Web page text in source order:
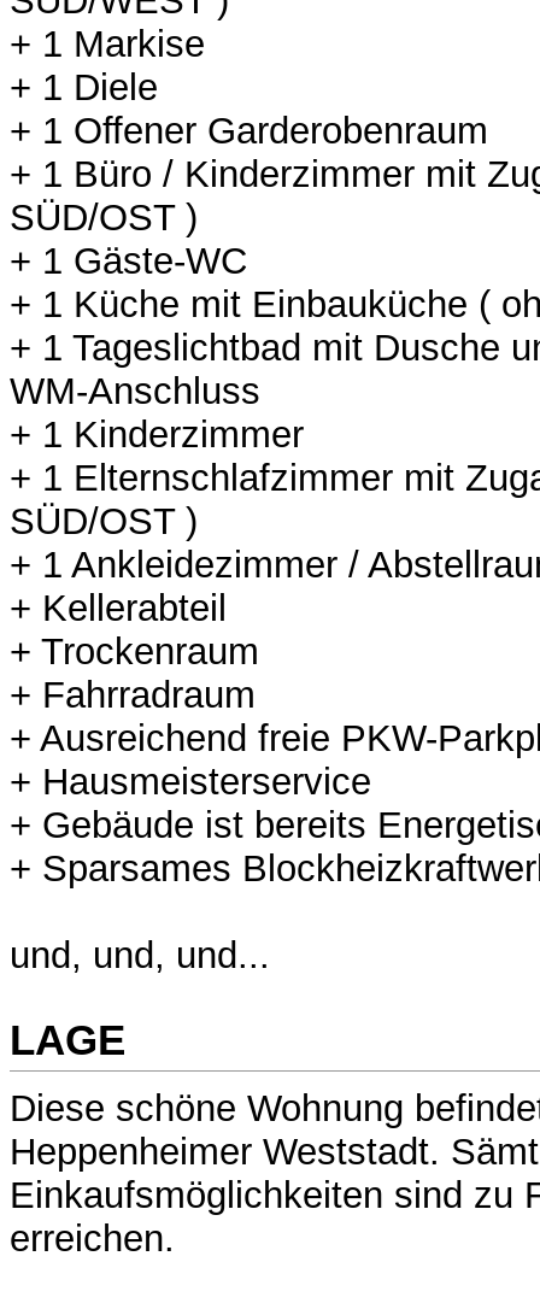
+ 1 Markise
+ 1 Diele
+ 1 Offener Garderobenraum
+ 1 Büro / Kinderzimmer mit
SÜD/OST )
+ 1 Gäste-WC
+ 1 Küche mit Einbauküche (
+ 1 Tageslichtbad mit Dusche
WM-Anschluss
+ 1 Kinderzimmer
+ 1 Elternschlafzimmer mit
SÜD/OST )
+ 1 Ankleidezimmer /
+ Kellerabteil
+ Trockenraum
+ Fahrradraum
+ Ausreichend freie PKW-
+ Hausmeisterservice
+ Gebäude ist bereits
+ Sparsames
und, und, und...
LAGE
Diese schöne Wohnung
Heppenheimer Weststadt.
Einkaufsmöglichkeiten sind zu
erreichen.